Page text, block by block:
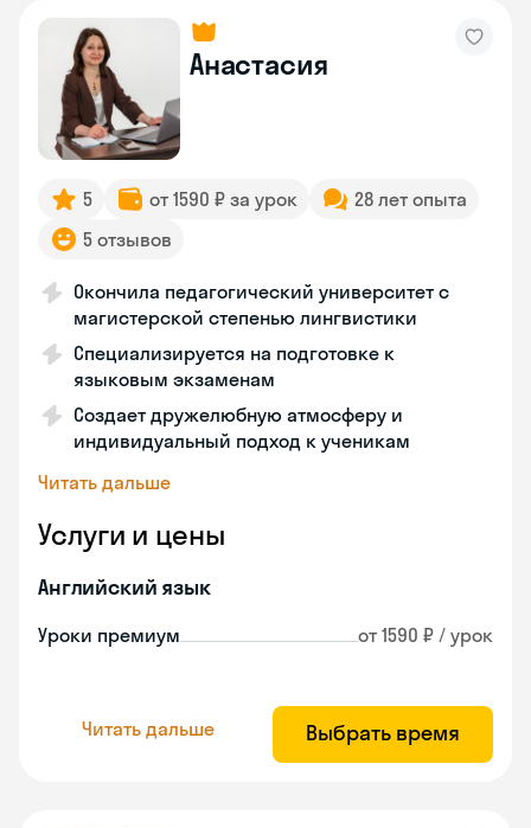
Анастасия
5 от 1590 ₽ за урок
28 лет опыта
5 отзывов
Окончила педагогический университет с
магистерской степенью лингвистики
Специализируется на подготовке к
языковым экзаменам
Создает дружелюбную атмосферу и
индивидуальный подход к ученикам
Читать дальше
Услуги и цены
Английский язык
Уроки премиум от 1590 ₽ / урок
Читать дальше Выбрать время